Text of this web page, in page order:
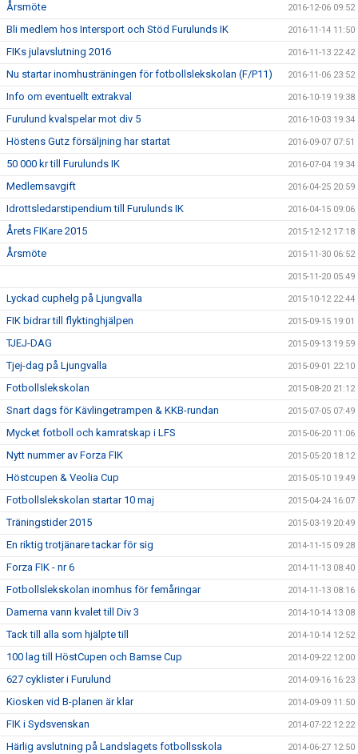
Årsmöte 2016-12-06 09:52
Bli medlem hos Intersport och Stöd Furulunds IK 2016-11-14 11:50
FIKs julavslutning 2016 2016-11-13 22:42
Nu startar inomhusträningen för fotbollslekskolan (F/P11) 2016-11-06 23:52
Info om eventuellt extrakval 2016-10-19 19:38
Furulund kvalspelar mot div 5 2016-10-03 19:34
Höstens Gutz försäljning har startat 2016-09-07 07:51
50 000 kr till Furulunds IK 2016-07-04 19:34
Medlemsavgift 2016-04-25 20:59
Idrottsledarstipendium till Furulunds IK 2016-04-15 09:06
Årets FIKare 2015 2015-12-12 17:18
Årsmöte 2015-11-30 06:52
2015-11-20 05:49
Lyckad cuphelg på Ljungvalla 2015-10-12 22:44
FIK bidrar till flyktinghjälpen 2015-09-15 19:01
TJEJ-DAG 2015-09-13 19:59
Tjej-dag på Ljungvalla 2015-09-01 22:10
Fotbollslekskolan 2015-08-20 21:12
Snart dags för Kävlingetrampen & KKB-rundan 2015-07-05 07:49
Mycket fotboll och kamratskap i LFS 2015-06-20 11:06
Nytt nummer av Forza FIK 2015-05-20 18:12
Höstcupen & Veolia Cup 2015-05-10 19:49
Fotbollslekskolan startar 10 maj 2015-04-24 16:07
Träningstider 2015 2015-03-19 20:49
En riktig trotjänare tackar för sig 2014-11-15 09:28
Forza FIK - nr 6 2014-11-13 08:40
Fotbollslekskolan inomhus för femåringar 2014-11-13 08:16
Damerna vann kvalet till Div 3 2014-10-14 13:08
Tack till alla som hjälpte till 2014-10-14 12:52
100 lag till HöstCupen och Bamse Cup 2014-09-22 12:00
627 cyklister i Furulund 2014-09-16 16:23
Kiosken vid B-planen är klar 2014-09-09 11:50
FIK i Sydsvenskan 2014-07-22 12:22
Härlig avslutning på Landslagets fotbollsskola 2014-06-27 12:50